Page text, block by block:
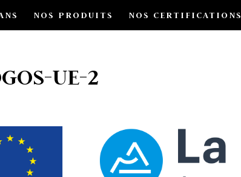
NOS PRODUITS NOS CERTIFICATIONS
UE-2